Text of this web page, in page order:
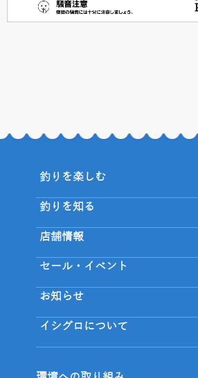
釣りを楽しむ
釣りを知る
店舗情報
セール・イベント
お知らせ
イシグロについて